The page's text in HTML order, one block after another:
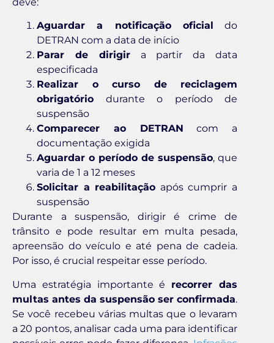
Aguardar a notificação oficial do
DETRAN com a data de início
Parar de dirigira partir da data
especificada
Realizar o curso de reciclagem
obrigatório durante o período de
suspensão
Comparecer ao DETRAN com a
documentação exigida
Aguardar o período de suspensão, que
varia de 1 a 12 meses
Solicitar a reabilitação após cumprir a
suspensão
Durante a suspensão, dirigir é crime de
trânsito e pode resultar em multa pesada,
apreensão do veículo e até pena de cadeia.
Por isso, é crucial respeitar esse período.
Uma estratégia importante é recorrer das
multas antes da suspensão ser confirmada.
Se você recebeu várias multas que o levaram
a 20 pontos, analisar cada uma para identificar